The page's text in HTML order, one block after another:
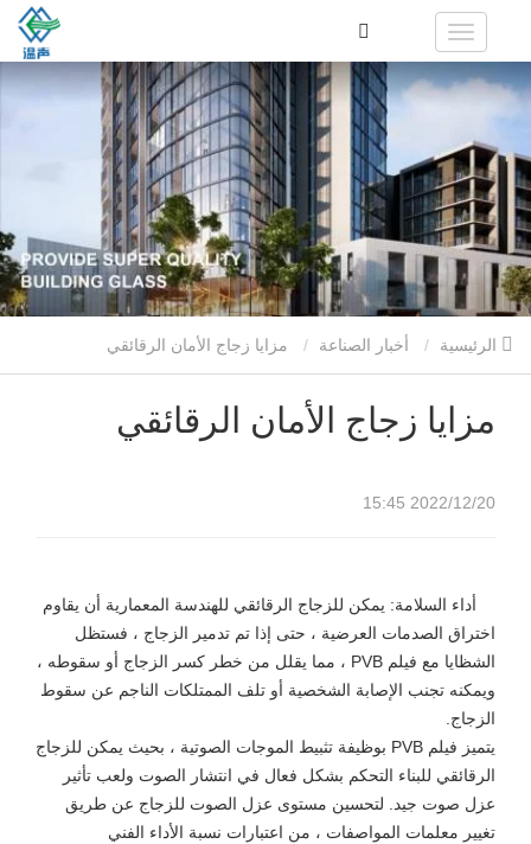
أخبار الصناعة
مزايا زجاج الأمان الرقائقي
2022/12/20 15:45
أداء السلامة: يمكن للزجاج الرقائقي للهندسة المعمارية أن يقاوم
اختراق الصدمات العرضية ، حتى إذا تم تدمير الزجاج ، فستظل
الشظايا مع فيلم PVB ، مما يقلل من خطر كسر الزجاج أو سقوطه ،
ويمكنه تجنب الإصابة الشخصية أو تلف الممتلكات الناجم عن سقوط
الزجاج.
يتميز فيلم PVB بوظيفة تثبيط الموجات الصوتية ، بحيث يمكن للزجاج
الرقائقي للبناء التحكم بشكل فعال في انتشار الصوت ولعب تأثير
عزل صوت جيد. لتحسين مستوى عزل الصوت للزجاج عن طريق
تغيير معلمات المواصفات ، من اعتبارات نسبة الأداء الفني